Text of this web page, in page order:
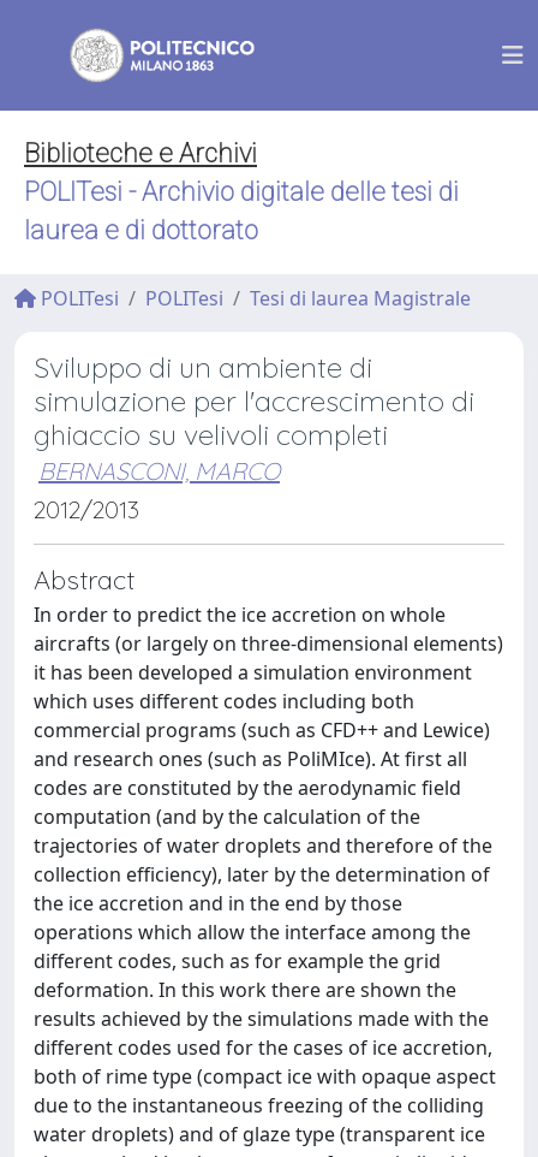
Biblioteche e Archivi
POLITesi - Archivio digitale delle tesi di
laurea e di dottorato
POLITesi POLITesi Tesi di laurea Magistrale
Sviluppo di un ambiente di
simulazione per l'accrescimento di
ghiaccio su velivoli completi
BERNASCONI, MARCO
2012/2013
Abstract
In order to predict the ice accretion on whole
aircrafts (or largely on three-dimensional elements)
it has been developed a simulation environment
which uses different codes including both
commercial programs (such as CFD++ and Lewice)
and research ones (such as PoliMIce). At first all
codes are constituted by the aerodynamic field
computation (and by the calculation of the
trajectories of water droplets and therefore of the
collection efficiency), later by the determination of
the ice accretion and in the end by those
operations which allow the interface among the
different codes, such as for example the grid
deformation. In this work there are shown the
results achieved by the simulations made with the
different codes used for the cases of ice accretion,
both of rime type (compact ice with opaque aspect
due to the instantaneous freezing of the colliding
water droplets) and of glaze type (transparent ice